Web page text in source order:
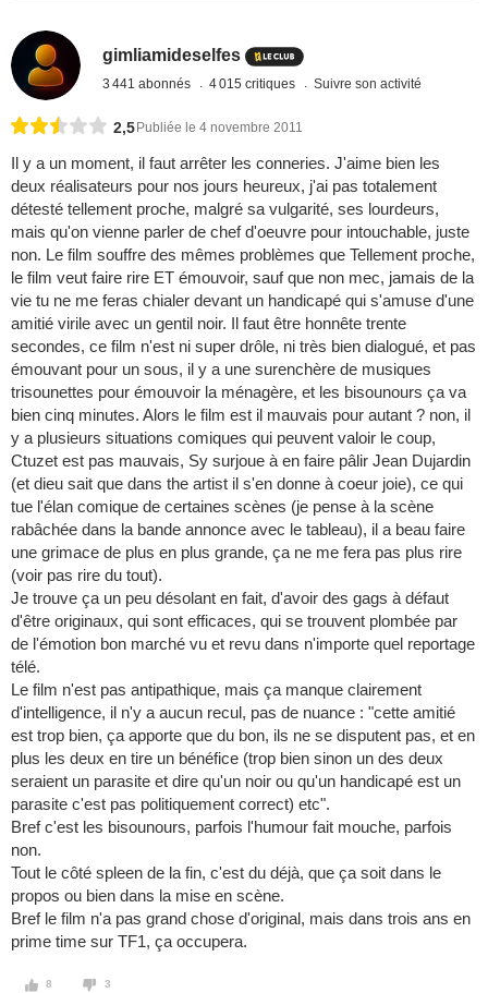
gimliamideselfes
3 441 abonnés 4 015 critiques Suivre son activité
2,5 Publiée le 4 novembre 2011
Il y a un moment, il faut arrêter les conneries. J'aime bien les
deux réalisateurs pour nos jours heureux, j'ai pas totalement
détesté tellement proche, malgré sa vulgarité, ses lourdeurs,
mais qu'on vienne parler de chef d'oeuvre pour intouchable, juste
non. Le film souffre des mêmes problèmes que Tellement proche,
le film veut faire rire ET émouvoir, sauf que non mec, jamais de la
vie tu ne me feras chialer devant un handicapé qui s'amuse d'une
amitié virile avec un gentil noir. Il faut être honnête trente
secondes, ce film n'est ni super drôle, ni très bien dialogué, et pas
émouvant pour un sous, il y a une surenchère de musiques
trisounettes pour émouvoir la ménagère, et les bisounours ça va
bien cinq minutes. Alors le film est il mauvais pour autant ? non, il
y a plusieurs situations comiques qui peuvent valoir le coup,
Ctuzet est pas mauvais, Sy surjoue à en faire pâlir Jean Dujardin
(et dieu sait que dans the artist il s'en donne à coeur joie), ce qui
tue l'élan comique de certaines scènes (je pense à la scène
rabâchée dans la bande annonce avec le tableau), il a beau faire
une grimace de plus en plus grande, ça ne me fera pas plus rire
(voir pas rire du tout).
Je trouve ça un peu désolant en fait, d'avoir des gags à défaut
d'être originaux, qui sont efficaces, qui se trouvent plombée par
de l'émotion bon marché vu et revu dans n'importe quel reportage
télé.
Le film n'est pas antipathique, mais ça manque clairement
d'intelligence, il n'y a aucun recul, pas de nuance : "cette amitié
est trop bien, ça apporte que du bon, ils ne se disputent pas, et en
plus les deux en tire un bénéfice (trop bien sinon un des deux
seraient un parasite et dire qu'un noir ou qu'un handicapé est un
parasite c'est pas politiquement correct) etc".
Bref c'est les bisounours, parfois l'humour fait mouche, parfois
non.
Tout le côté spleen de la fin, c'est du déjà, que ça soit dans le
propos ou bien dans la mise en scène.
Bref le film n'a pas grand chose d'original, mais dans trois ans en
prime time sur TF1, ça occupera.
8 3